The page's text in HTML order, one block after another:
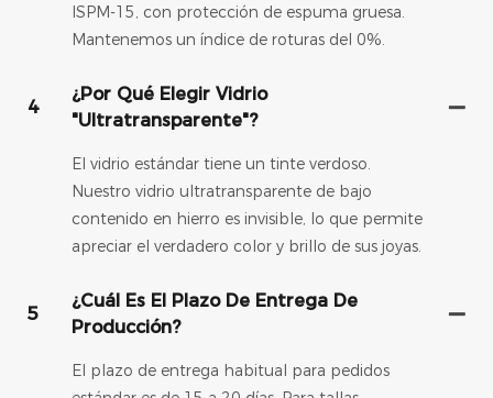
ISPM-15, con protección de espuma gruesa.
Mantenemos un índice de roturas del 0%.
4
¿Por Qué Elegir Vidrio
"ultratransparente"?
El vidrio estándar tiene un tinte verdoso.
Nuestro vidrio ultratransparente de bajo
contenido en hierro es invisible, lo que permite
apreciar el verdadero color y brillo de sus joyas.
5
¿Cuál Es El Plazo De Entrega De
Producción?
El plazo de entrega habitual para pedidos